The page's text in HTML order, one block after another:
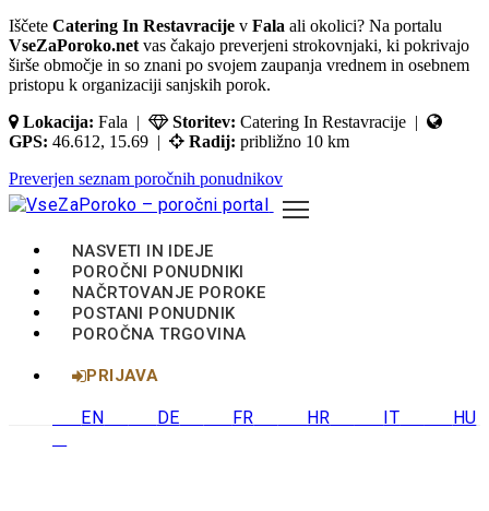
Iščete Catering In Restavracije v Fala ali okolici? Na portalu
VseZaPoroko.netvas čakajo preverjeni strokovnjaki, ki pokrivajo
širše območje in so znani po svojem zaupanja vrednem in osebnem
pristopu k organizaciji sanjskih porok.
Lokacija: Fala | Storitev: Catering In Restavracije |
GPS: 46.612, 15.69 | Radij: približno 10 km
Preverjen seznam poročnih ponudnikov
NASVETI IN IDEJE
POROČNI PONUDNIKI
NAČRTOVANJE POROKE
POSTANI PONUDNIK
POROČNA TRGOVINA
PRIJAVA
EN DE FR HR IT HU